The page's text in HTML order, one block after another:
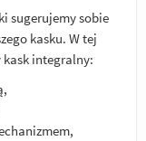
sugerujemy sobie
kasku. W tej
integralny: